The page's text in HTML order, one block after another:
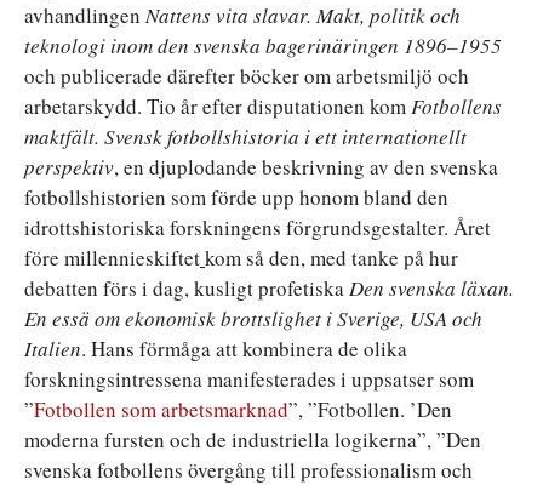
avhandlingen Nattens vita slavar. Makt, politik och
teknologi inom den svenska bagerinäringen 1896–1955
och publicerade därefter böcker om arbetsmiljö och
arbetarskydd. Tio år efter disputationen komFotbollens
maktfält. Svensk fotbollshistoria i ett internationellt
perspektiv, en djuplodande beskrivning av den svenska
fotbollshistorien som förde upp honom bland den
idrottshistoriska forskningens förgrundsgestalter. Året
före millennieskiftetkom så den, med tanke på hur
debatten förs i dag, kusligt profetiskaDen svenska läxan.
En essä om ekonomisk brottslighet i Sverige, USA och
Italien. Hans förmåga att kombinera de olika
forskningsintressena manifesterades i uppsatser som
”Fotbollen som arbetsmarknad”, ”Fotbollen. ’Den
moderna fursten och de industriella logikerna”, ”Den
svenska fotbollens övergång till professionalism och